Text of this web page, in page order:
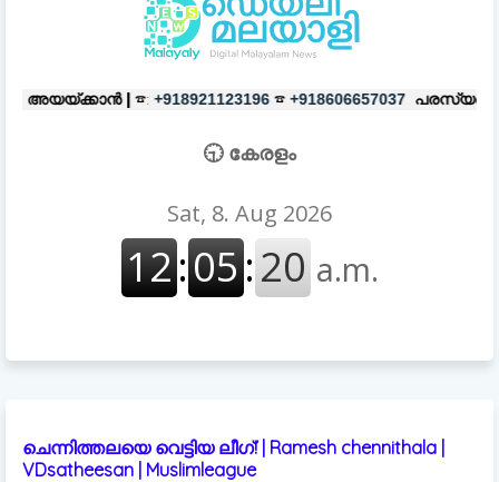
+918921123196 ☎ +918606657037 പരസ്യങ്ങൾക്ക്| ☎:
🕤 കേരളം
ചെന്നിത്തലയെ വെട്ടിയ ലീഗ്! | Ramesh chennithala |
VDsatheesan | Muslimleague